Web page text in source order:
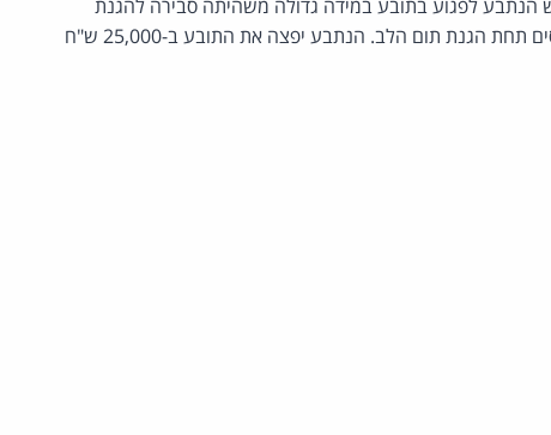
הנתבע לפגוע בתובע במידה גדולה משהיתה סבירה להגנת
הערכים המוגנים בסעיף 15 לחוק. הפרסומים אינם חוסים תחת הגנת תום הלב. הנתבע יפצה את התובע ב-25,000 ש"ח